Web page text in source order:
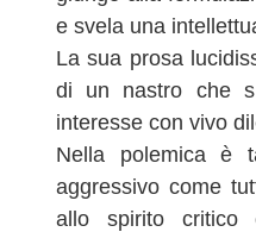
e svela una
La sua prosa
di un nastro che
interesse con vivo
Nella polemica è
aggressivo come
allo spirito critico